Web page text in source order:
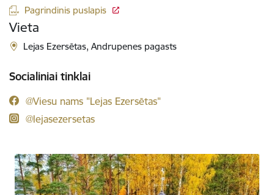
Pagrindinis puslapis
Vieta
Lejas Ezersētas, Andrupenes pagasts
Socialiniai tinklai
@Viesu nams "Lejas Ezersētas"
@lejasezersetas